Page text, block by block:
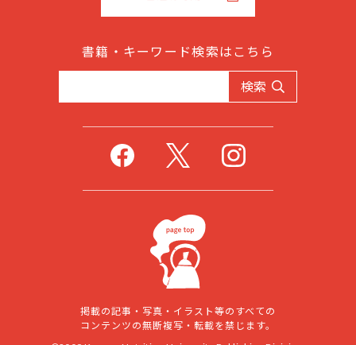
書籍・キーワード検索はこちら
検索
掲載の記事・写真・イラスト等のすべての
コンテンツの無断複写・転載を禁じます。